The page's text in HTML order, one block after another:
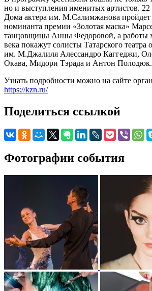
но и выступления именитых артистов. 22
Дома актера им. М.Салимжанова пройдет
номинанта премии «Золотая маска»
танцовщицы Анны Федоровой, а работы
века покажут солисты Татарского театра
им. М.Джалиля Алессандро Каггеджи,
Окава, Мидори Тэрада и Антон Полодюк.
Узнать подробности можно на сайте
https://kzn.ru/
Поделиться ссылкой
Фотографии события